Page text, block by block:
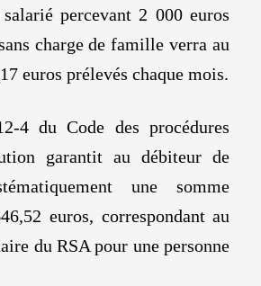
percevant 2 000 euros
charge de famille verra au
euros prélevés chaque mois.
4 du Code des procédures
garantit au débiteur de
une somme
euros, correspondant au
du RSA pour une personne